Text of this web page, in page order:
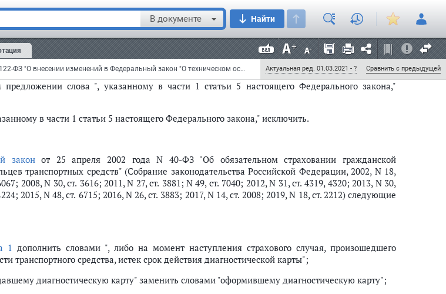
В документе Найти
Федеральный закон от 6 июня 2019 г. N 122-ФЗ "О внесении изменений в Федеральный закон "О техническом осмотре транспортных средств и о внесении изменений в отдельные законодательные акты Российской Федерации" и отдельные законодательные акты Российской Федерации" (с изменениями и дополнениями) Актуальная ред. 01.03.2021 - ? Сравнить с предыдущей
профессионального объединения страховщиков осуществляется Центральным банком
установленном им порядке.";
в части 1 статьи 5 настоящего Федерального закона," исключить;
слова ", указанному в части 1 статьи 5 настоящего Федерального закона,"
в части 1 статьи 5 настоящего Федерального закона," исключить.
законот 25 апреля 2002 года N 40-ФЗ "Об обязательном страховании гражданской
транспортных средств" (Собрание законодательства Российской Федерации, 2002, N 18,
2008, N 30, ст. 3616; 2011, N 27, ст. 3881; N 49, ст. 7040; 2012, N 31, ст. 4319, 4320; 2013, N 30,
2015, N 48, ст. 6715; 2016, N 26, ст. 3883; 2017, N 14, ст. 2008; 2019, N 18, ст. 2212) следующие
1 дополнить словами ", либо на момент наступления страхового случая, произошедшего
транспортного средства, истек срок действия диагностической карты";
диагностическую карту" заменить словами "оформившему диагностическую карту";